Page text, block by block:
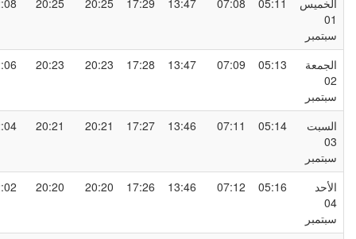
05:11
07:08
13:47
17:29
20:25
20:25
22:08
05:13
07:09
13:47
17:28
20:23
20:23
22:06
05:14
07:11
13:46
17:27
20:21
20:21
22:04
05:16
07:12
13:46
17:26
20:20
20:20
22:02